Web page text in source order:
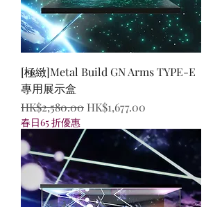
[極緻]Metal Build GN Arms TYPE-E
專用展示盒
一般價格
HK$2,580.00 促銷價格
HK$1,677.00
春日65 折優惠